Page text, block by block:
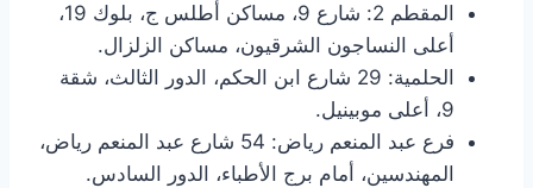
المقطم 2: شارع 9، مساكن أطلس ج، بلوك 19،
أعلى النساجون الشرقيون، مساكن الزلزال.
الحلمية: 29 شارع ابن الحكم، الدور الثالث، شقة
9، أعلى موبينيل.
فرع عبد المنعم رياض: 54 شارع عبد المنعم رياض،
المهندسين، أمام برج الأطباء، الدور السادس.